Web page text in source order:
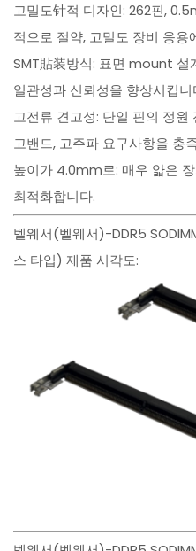
고밀도针적 디자인: 262핀,
적으로 절약, 고밀도 장비 응용
SMT貼装방식: 표면 mount 설
일관성과 신뢰성을 향상시킵니
고전류 견고성: 단일 핀의 정원
고밴드, 고주파 요구사항을 충
높이가 4.0mm로: 매우 얇은
최적화합니다.
벨웨서(벨웨서)-DDR5
스 타입) 제품 시각도: